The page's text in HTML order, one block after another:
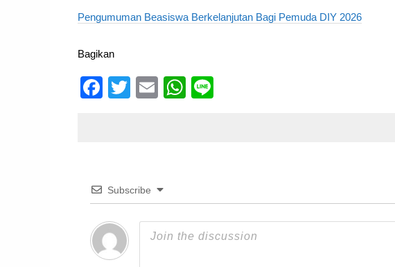
Pengumuman Beasiswa Berkelanjutan Bagi Pemuda DIY 2026
Bagikan
Facebook
Twitter
EmailWhatsApp
Subscribe